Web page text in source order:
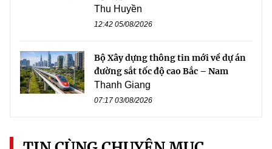
Thu Huyền
12:42 05/08/2026
Bộ Xây dựng thông tin mới về dự án
đường sắt tốc độ cao Bắc – Nam
Thanh Giang
07:17 03/08/2026